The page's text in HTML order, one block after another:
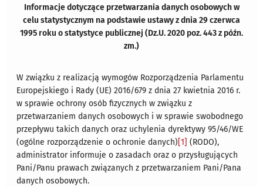
Informacje dotyczące przetwarzania danych osobowych w
celu statystycznym na podstawie ustawy z dnia 29 czerwca
1995 roku o statystyce publicznej (Dz.U. 2020 poz. 443 z późn.
zm.)
W związku z realizacją wymogów Rozporządzenia Parlamentu
Europejskiego i Rady (UE) 2016/679 z dnia 27 kwietnia 2016 r.
w sprawie ochrony osób fizycznych w związku z
przetwarzaniem danych osobowych i w sprawie swobodnego
przepływu takich danych oraz uchylenia dyrektywy 95/46/WE
(ogólne rozporządzenie o ochronie danych)[1] (RODO),
administrator informuje o zasadach oraz o przysługujących
Pani/Panu prawach związanych z przetwarzaniem Pani/Pana
danych osobowych.